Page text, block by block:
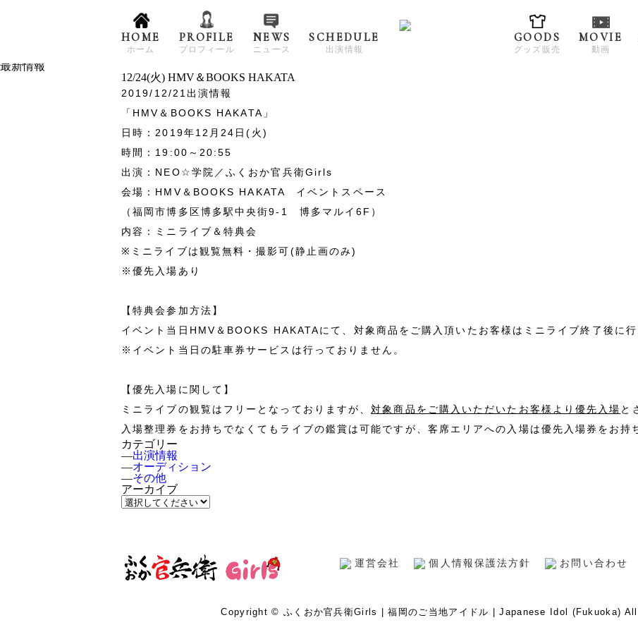
HOME
ホーム
PROFILE
プロフィール
NEWS
ニュース
SCHEDULE
出演情報
GOODS
グッズ販売
MOVIE
動画
最新情報
12/24(火) HMV＆BOOKS HAKATA
2019/12/21 出演情報
「HMV＆BOOKS HAKATA」
日時：2019年12月24日(火)
時間：19:00～20:55
出演：NEO☆学院／ふくおか官兵衛Girls
会場：HMV＆BOOKS HAKATA イベントスペース
（福岡市博多区博多駅中央街9-1 博多マルイ6F）
内容：ミニライブ＆特典会
※ミニライブは観覧無料・撮影可(静止画のみ)
※優先入場あり
【特典会参加方法】
イベント当日HMV＆BOOKS HAKATAにて、対象商品をご購入頂いたお客様はミニライブ終了後に行
※イベント当日の駐車券サービスは行っておりません。
【優先入場に関して】
ミニライブの観覧はフリーとなっておりますが、対象商品をご購入いただいたお客様より優先入場 と
入場整理券をお持ちでなくてもライブの鑑賞は可能ですが、客席エリアへの入場は優先入場券をお持
カテゴリー
―出演情報
―オーディション
―その他
アーカイブ
運営会社 個人情報保護法方針 お問い合わせ
Copyright © ふくおか官兵衛Girls | 福岡のご当地アイドル | Japanese Idol (Fukuoka)